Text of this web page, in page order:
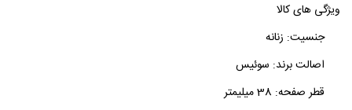
ویژگی های کالا
جنسیت: زنانه
اصالت برند: سوئیس
قطر صفحه: 38 میلیمتر